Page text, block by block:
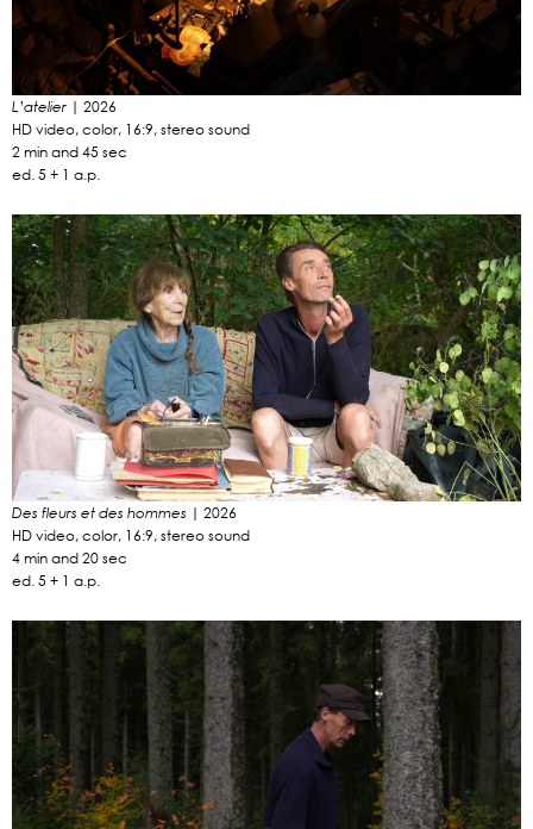
L’atelier | 2026
HD video, color, 16:9, stereo sound
2 min and 45 sec
ed. 5 + 1 a.p.
Des fleurs et des hommes | 2026
HD video, color, 16:9, stereo sound
4 min and 20 sec
ed. 5 + 1 a.p.